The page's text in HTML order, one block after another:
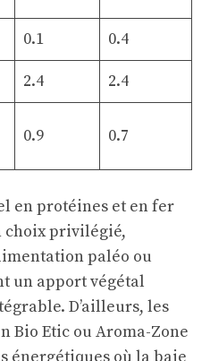
0.1 0.4
2.4 2.4
0.9 0.7
en protéines et en fer
choix privilégié,
paléo ou
un apport végétal
D’ailleurs, les
Bio Etic ou Aroma-Zone